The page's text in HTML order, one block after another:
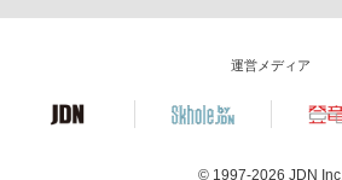
運営メディア
© 1997-2026 JDN Inc.